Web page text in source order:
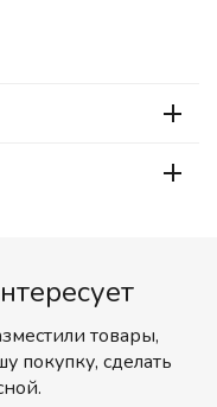
товары,
покупку, сделать